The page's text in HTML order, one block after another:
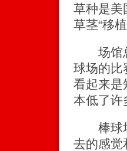
草种是美
草茎“移植
场馆总
球场的比
看起来是
本低了许
棒球场
去的感觉